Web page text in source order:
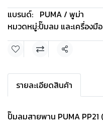
แบรนด์: PUMA / พูม่า
หมวดหมู่:ปั๊มลม และเครื่องมื
แชร์
รายละเอียดสินค้า
ปั๊มลมสายพาน PUMA PP21